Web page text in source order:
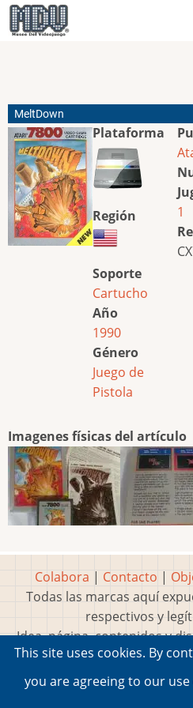
Pasar
al
MeltDown
Plataforma
Región
Soporte
Cartucho
Año
1990
Género
Juego de
Pistola
1
Imagenes físicas del artículo
Colabora | Contacto |
Todas las marcas aquí
respectivos y
Idea, página, contenidos y
2001-2026 Museo
This site uses cookies. By
you are agreeing to our use